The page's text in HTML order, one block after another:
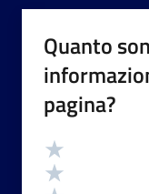
Quanto
pagina?
Valutazione